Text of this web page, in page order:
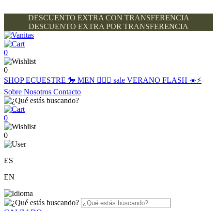
DESCUENTO EXTRA CON TRANSFERENCIA
DESCUENTO EXTRA POR TRANSFERENCIA
0
0
SHOPECUESTRE 🐎 MEN 🙋🏽‍♂️ sale VERANO FLASH ☀️⚡️
Sobre Nosotros Contacto
0
0
ES
EN